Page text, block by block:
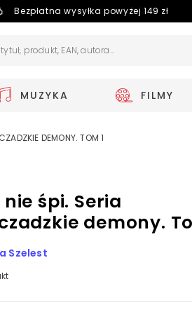
Bezpłatna wysyłka powyżej 149 zł
MUZYKA FILMY
DEMONY. TOM 1
śpi. Seria
demony.
Szelest